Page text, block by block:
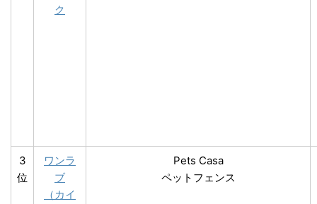
ク
3
位
ワンラ
ブ
（カイ
Pets Casa
ペットフェンス